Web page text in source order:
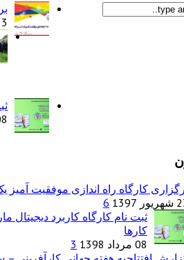
23
08
کارگاه راه اندازی موفقیت
1397
6
ثبت نام کارگاه کاربرد دیجیتال
کارها
08 مرداد 1398
3